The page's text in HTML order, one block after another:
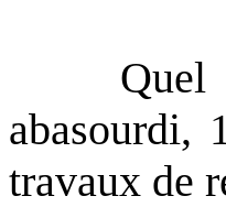
Quel
abasourdi,
travaux de